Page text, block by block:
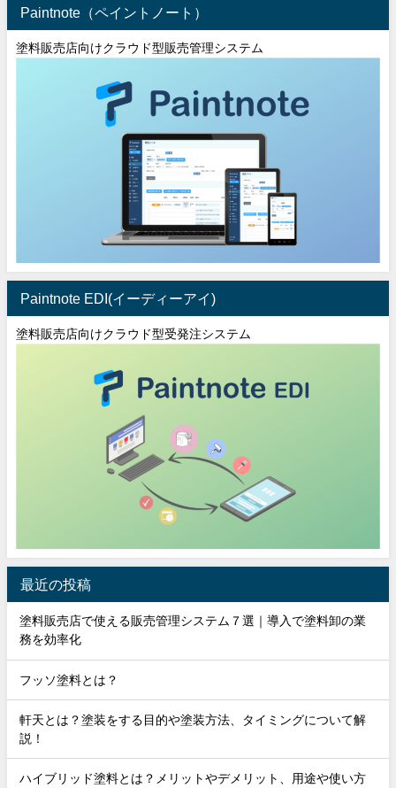
Paintnote（ペイントノート）
塗料販売店向けクラウド型販売管理システム
Paintnote EDI(イーディーアイ)
塗料販売店向けクラウド型受発注システム
最近の投稿
塗料販売店で使える販売管理システム７選｜導入で塗料卸の業
務を効率化
フッソ塗料とは？
軒天とは？塗装をする目的や塗装方法、タイミングについて解
説！
ハイブリッド塗料とは？メリットやデメリット、用途や使い方